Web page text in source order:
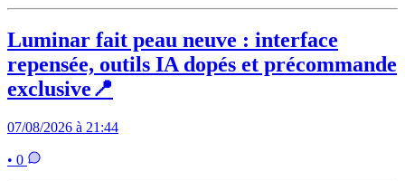
Luminar fait peau neuve : interface
repensée, outils IA dopés et précommande
exclusive📍
07/08/2026 à 21:44
• 0